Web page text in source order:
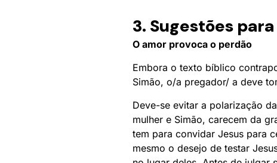
3. Sugestões
O amor provoca o perdão
Embora o texto bíblico
Simão, o/a pregador/ a deve
Deve-se evitar a polarização
mulher e Simão, carecem da
tem para convidar Jesus para
mesmo o desejo de testar